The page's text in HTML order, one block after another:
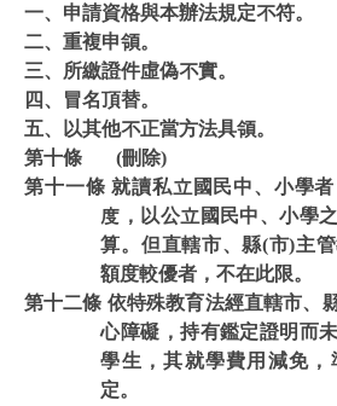
一、申請資格與本辦法規定不符。
二、重複申領。
三、所繳證件虛偽不實。
四、冒名頂替。
五、以其他不正當方法具領。
第十條 (刪除)
第十一條 就讀私立國民中、小學
度，以公立國民中、小學
算。但直轄市、縣(市)主
額度較優者，不在此限。
第十二條 依特殊教育法經直轄市、
心障礙，持有鑑定證明而
學生，其就學費用減免
定。